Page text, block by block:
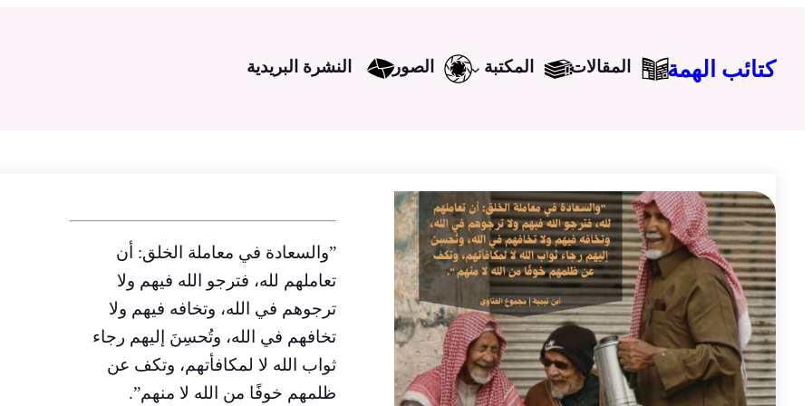
المحتوى
كتائب الهمة المقالات المكتبة الصور النشرة البريدية
‏”والسعادة في معاملة الخلق: أن
تعاملهم لله، فترجو الله فيهم ولا
ترجوهم في الله، وتخافه فيهم ولا
تخافهم في الله، وتُحسِنَ إليهم رجاء
ثواب الله لا لمكافأتهم، وتكف عن
ظلمهم خوفًا من الله لا منهم”.